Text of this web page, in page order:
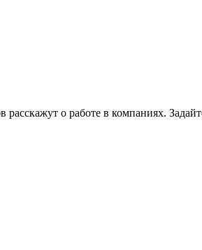
о работе в компаниях.